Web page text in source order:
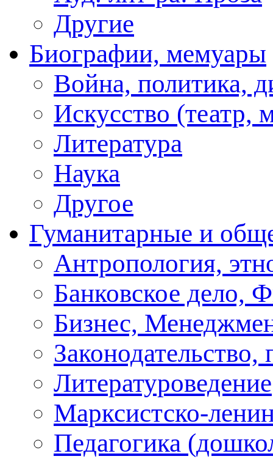
Другие
Биографии, мемуары
Война, политика,
Искусство (театр,
Литература
Наука
Другое
Гуманитарные и
Антропология,
Банковское дело,
Бизнес,
Законодательство,
Литературоведение
Марксистско-
Педагогика